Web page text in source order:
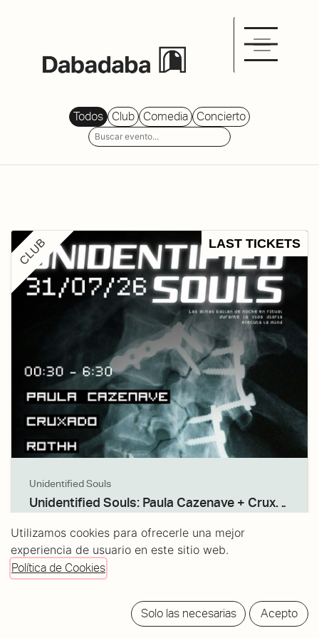
Todos Club Comedia Concierto
LAST TICKETS
CLUB
Unidentified Souls
Unidentified Souls: Paula Cazenave + Cruxado + Rothh + N.E.A
Tickets: 12/14/15/16
Utilizamos cookies para ofrecerle una mejor
experiencia de usuario en este sitio web.
Política de Cookies
Solo las necesarias Acepto